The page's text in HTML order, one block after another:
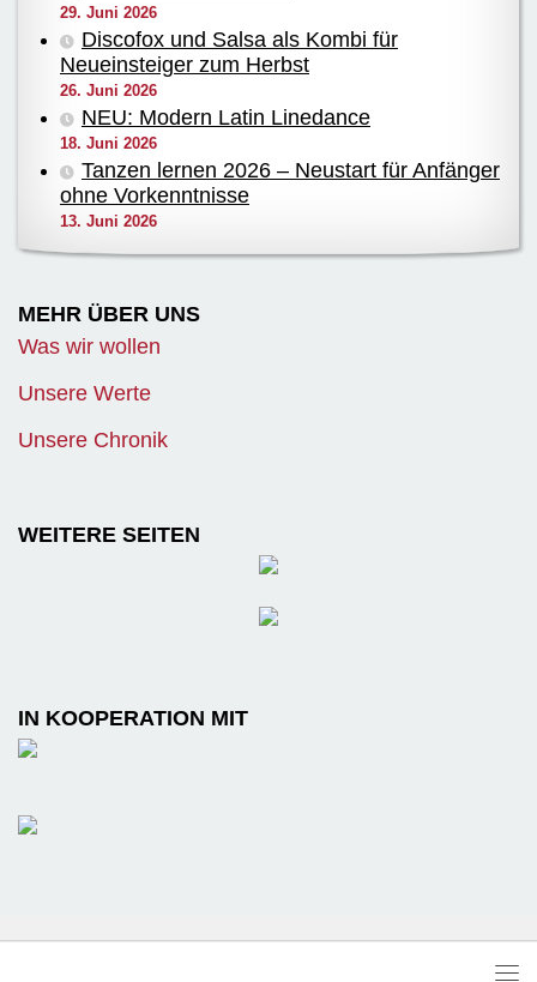
29. Juni 2026
Discofox und Salsa als Kombi für
Neueinsteiger zum Herbst
26. Juni 2026
NEU: Modern Latin Linedance
18. Juni 2026
Tanzen lernen 2026 – Neustart für Anfänger
ohne Vorkenntnisse
13. Juni 2026
MEHR ÜBER UNS
Was wir wollen
Unsere Werte
Unsere Chronik
WEITERE SEITEN
IN KOOPERATION MIT